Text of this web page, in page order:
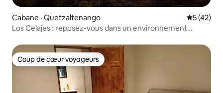
Cabane · Quetzaltenango Note
5 (42)
Los Celajes : reposez-vous dans un environnement
Coup de cœur voyageurs
Coup de cœur voyageurs